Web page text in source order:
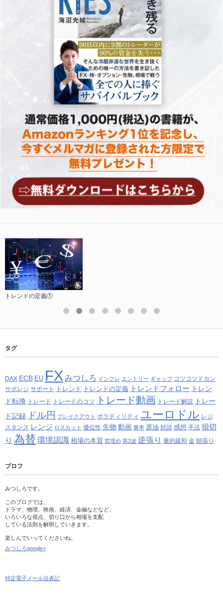
トレンドの定義①
タグ
DAX ECB EU FX みつしろ インフレ エントリー ギャップ コツコツドカン
サポレジ サポート トレンド トレンドの定義 トレンドフォロー トレン
ド転換 トレード トレードのコツ トレード動画 トレード解説
トレー
ド記録 ドル円 ブレイクアウト ボラティリティ ユーロドル レジ
スタンス レンジ ロスカット 優位性 先物 動画 勝率 原油 対談 感想 手法 損切
り 為替 環境認識 相場の本質 窓埋め 第2波 逆張り 量的緩和 金 順張り
プロフ
みつしろです。
このブログでは、
ドラマ、物理、映画、経済、金融などなど、
いろいろな視点、切り口から相場を支配
している法則を解明していきます。
楽しんでいってくださいね。
みつしろgoogle+
特定電子メール法表記